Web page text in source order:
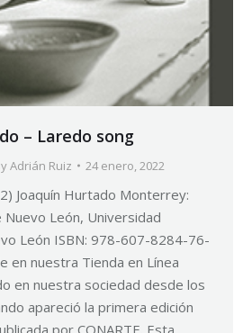
– Laredo song
Adrián Ruiz 24 enero, 2022
Joaquín Hurtado Monterrey:
Nuevo León, Universidad
León ISBN: 978-607-8284-76-
en nuestra Tienda en Línea
en nuestra sociedad desde los
apareció la primera edición
por CONARTE. Esta